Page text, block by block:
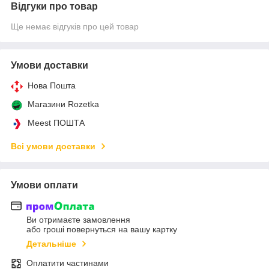
Відгуки про товар
Ще немає відгуків про цей товар
Умови доставки
Нова Пошта
Магазини Rozetka
Meest ПОШТА
Всі умови доставки
Умови оплати
Ви отримаєте замовлення
або гроші повернуться на вашу картку
Детальніше
Оплатити частинами